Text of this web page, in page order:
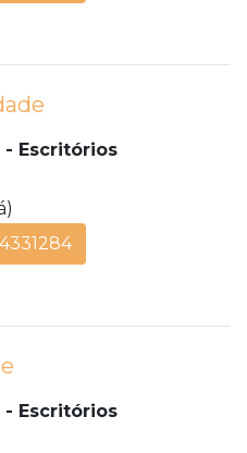
Escritórios
Escritórios